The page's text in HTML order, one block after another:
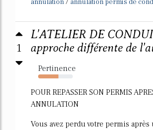
annulation
annulation permis de
1
L'ATELIER DE
approche différente de
Pertinence
59%
POUR REPASSER SON PERMIS
ANNULATION
Vous avez perdu votre permis